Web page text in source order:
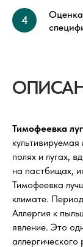
Оценка
Тимофеевка
полях и лугах,
на пастбищах,
Тимофеевка
климате.
Аллергия к
явление. Это
аллергического